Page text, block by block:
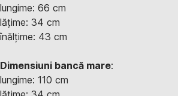
lungime: 66 cm
lățime: 34 cm
înălțime: 43 cm
Dimensiuni bancă mare:
lungime: 110 cm